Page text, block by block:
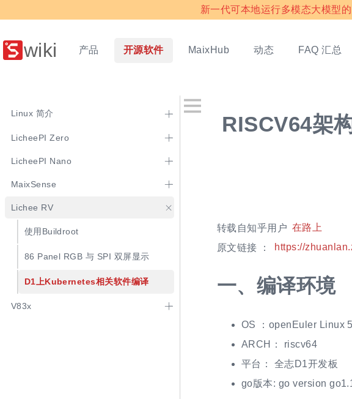
新一代可本地运行多模态大模型
wiki 产品 开源软件 MaixHub 动态 FAQ 汇总
Linux 简介
LicheePI Zero
LicheePI Nano
MaixSense
Lichee RV
使用Buildroot
86 Panel RGB 与 SPI 双屏显示
D1上Kubernetes相关软件编译
V83x
RISCV64架
转载自知乎用户 在路上
原文链接 ：
https://
一、 编译环境
OS ：openEuler Linux
ARCH： riscv64
平台： 全志D1开发板
go版本: go version